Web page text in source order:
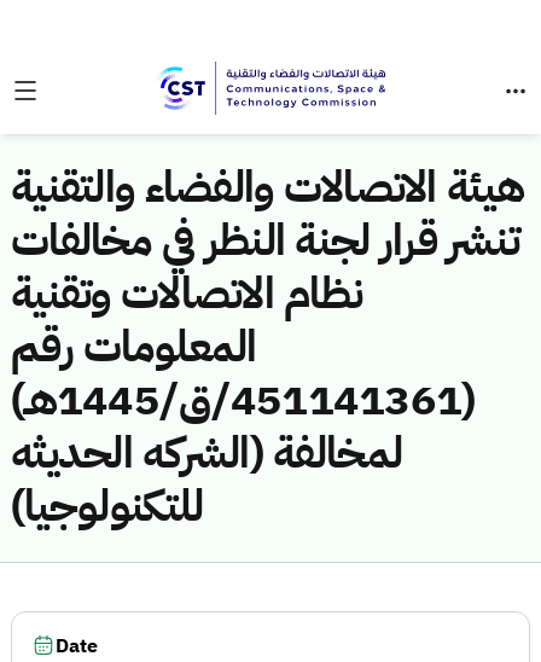
هيئة الاتصالات والفضاء والتقنية
تنشر قرار لجنة النظر في مخالفات
نظام الاتصالات وتقنية
المعلومات رقم
(451141361/ق/1445هـ)
لمخالفة (الشركه الحديثه
للتكنولوجيا)
Date